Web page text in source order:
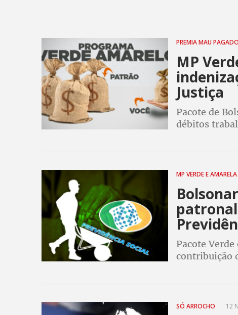
PREMIA MAU
MP
Justiça
Pacote de
débitos
MP VERDE E AMARELA
patronal
Pacote
contribuição
SÓ ARROCHO 12